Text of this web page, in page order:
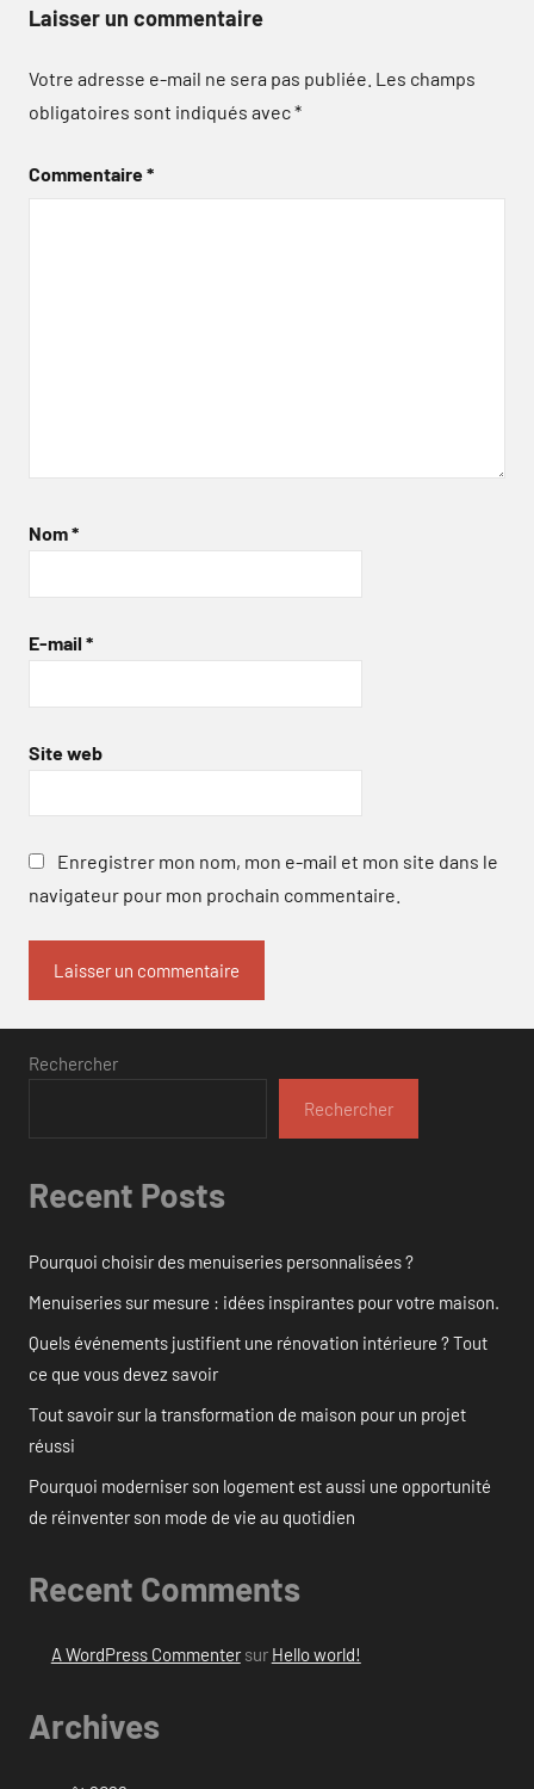
Laisser un commentaire
Votre adresse e-mail ne sera pas publiée. Les champs
obligatoires sont indiqués avec*
Commentaire*
Nom*
E-mail *
Site web
Enregistrer mon nom, mon e-mail et mon site dans le
navigateur pour mon prochain commentaire.
Rechercher
Rechercher
Recent Posts
Pourquoi choisir des menuiseries personnalisées ?
Menuiseries sur mesure : idées inspirantes pour votre maison.
Quels événements justifient une rénovation intérieure ? Tout
ce que vous devez savoir
Tout savoir sur la transformation de maison pour un projet
réussi
Pourquoi moderniser son logement est aussi une opportunité
de réinventer son mode de vie au quotidien
Recent Comments
A WordPress Commentersur Hello world!
Archives